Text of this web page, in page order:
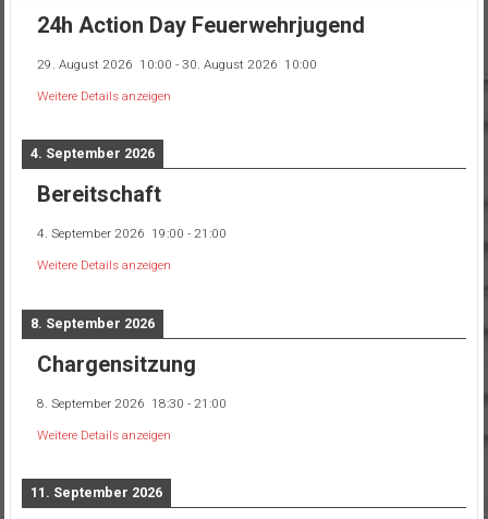
24h Action Day Feuerwehrjugend
29. August 2026 10:00 - 30. August 2026 10:00
Weitere Details anzeigen
4. September 2026
Bereitschaft
4. September 2026 19:00 - 21:00
Weitere Details anzeigen
8. September 2026
Chargensitzung
8. September 2026 18:30 - 21:00
Weitere Details anzeigen
11. September 2026